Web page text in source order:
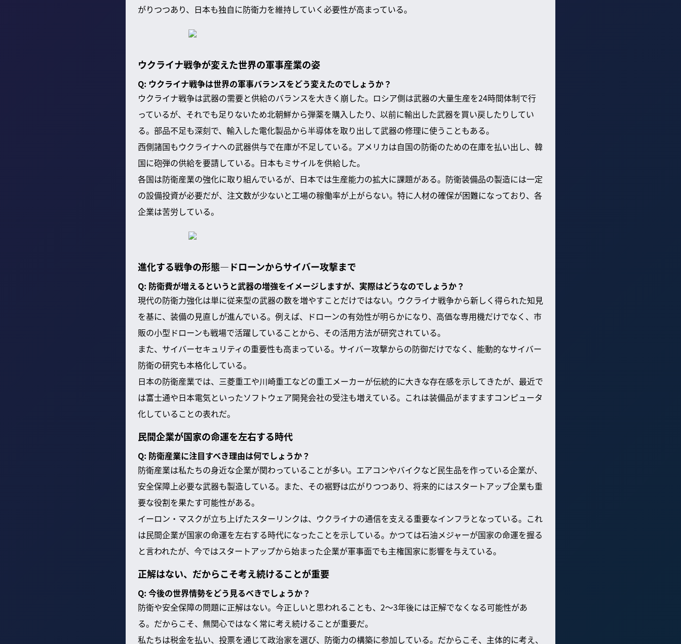
がりつつあり、日本も独自に防衛力を維持していく必要性が高まっている。
ウクライナ戦争が変えた世界の軍事産業の姿
Q: ウクライナ戦争は世界の軍事バランスをどう変えたのでしょうか？
ウクライナ戦争は武器の需要と供給のバランスを大きく崩した。ロシア側は武器の大量生産を24時間体制で行
っているが、それでも足りないため北朝鮮から弾薬を購入したり、以前に輸出した武器を買い戻したりしてい
る。部品不足も深刻で、輸入した電化製品から半導体を取り出して武器の修理に使うこともある。
西側諸国もウクライナへの武器供与で在庫が不足している。アメリカは自国の防衛のための在庫を払い出し、韓
国に砲弾の供給を要請している。日本もミサイルを供給した。
各国は防衛産業の強化に取り組んでいるが、日本では生産能力の拡大に課題がある。防衛装備品の製造には一定
の設備投資が必要だが、注文数が少ないと工場の稼働率が上がらない。特に人材の確保が困難になっており、各
企業は苦労している。
進化する戦争の形態—ドローンからサイバー攻撃まで
Q: 防衛費が増えるというと武器の増強をイメージしますが、実際はどうなのでしょうか？
現代の防衛力強化は単に従来型の武器の数を増やすことだけではない。ウクライナ戦争から新しく得られた知見
を基に、装備の見直しが進んでいる。例えば、ドローンの有効性が明らかになり、高価な専用機だけでなく、市
販の小型ドローンも戦場で活躍していることから、その活用方法が研究されている。
また、サイバーセキュリティの重要性も高まっている。サイバー攻撃からの防御だけでなく、能動的なサイバー
防衛の研究も本格化している。
日本の防衛産業では、三菱重工や川崎重工などの重工メーカーが伝統的に大きな存在感を示してきたが、最近で
は富士通や日本電気といったソフトウェア開発会社の受注も増えている。これは装備品がますますコンピュータ
化していることの表れだ。
民間企業が国家の命運を左右する時代
Q: 防衛産業に注目すべき理由は何でしょうか？
防衛産業は私たちの身近な企業が関わっていることが多い。エアコンやバイクなど民生品を作っている企業が、
安全保障上必要な武器も製造している。また、その裾野は広がりつつあり、将来的にはスタートアップ企業も重
要な役割を果たす可能性がある。
イーロン・マスクが立ち上げたスターリンクは、ウクライナの通信を支える重要なインフラとなっている。これ
は民間企業が国家の命運を左右する時代になったことを示している。かつては石油メジャーが国家の命運を握る
と言われたが、今ではスタートアップから始まった企業が軍事面でも主権国家に影響を与えている。
正解はない、だからこそ考え続けることが重要
Q: 今後の世界情勢をどう見るべきでしょうか？
防衛や安全保障の問題に正解はない。今正しいと思われることも、2〜3年後には正解でなくなる可能性があ
る。だからこそ、無関心ではなく常に考え続けることが重要だ。
私たちは税金を払い、投票を通じて政治家を選び、防衛力の構築に参加している。だからこそ、主体的に考え、